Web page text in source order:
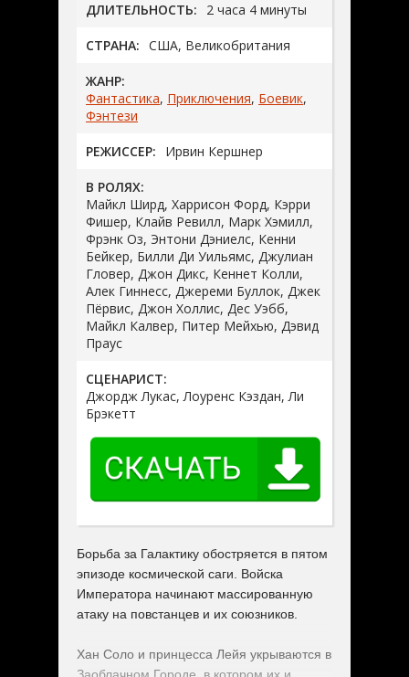
ДЛИТЕЛЬНОСТЬ: 2 часа 4 минуты
СТРАНА: США, Великобритания
ЖАНР:
Фантастика, Приключения, Боевик,
Фэнтези
РЕЖИССЕР: Ирвин Кершнер
В РОЛЯХ:
Майкл Ширд, Харрисон Форд, Кэрри
Фишер, Клайв Ревилл, Марк Хэмилл,
Фрэнк Оз, Энтони Дэниелс, Кенни
Бейкер, Билли Ди Уильямс, Джулиан
Гловер, Джон Дикс, Кеннет Колли,
Алек Гиннесс, Джереми Буллок, Джек
Пёрвис, Джон Холлис, Дес Уэбб,
Майкл Калвер, Питер Мейхью, Дэвид
Праус
СЦЕНАРИСТ:
Джордж Лукас, Лоуренс Кэздан, Ли
Брэкетт
Борьба за Галактику обостряется в пятом
эпизоде космической саги. Войска
Императора начинают массированную
атаку на повстанцев и их союзников.
Хан Соло и принцесса Лейя укрываются в